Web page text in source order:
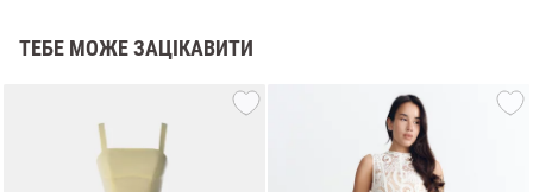
ТЕБЕ МОЖЕ ЗАЦІКАВИТИ